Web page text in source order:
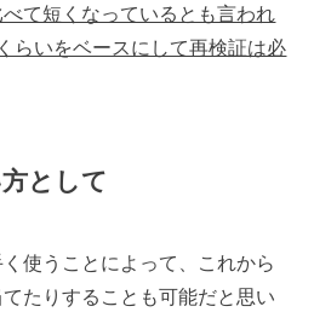
て短くなっているとも言われ
らいをベースにして再検証は必
として
使うことによって、これから
たりすることも可能だと思い